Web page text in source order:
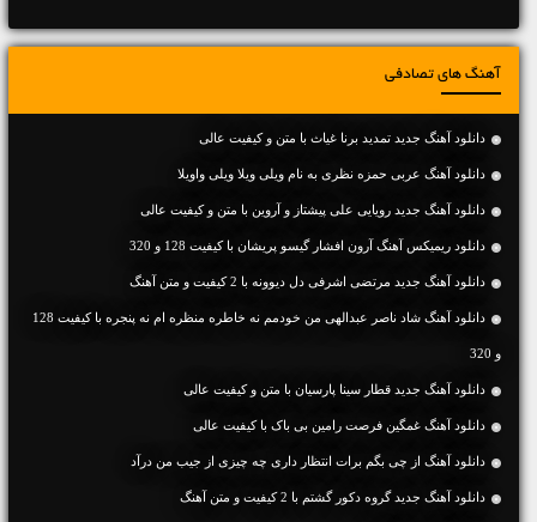
آهنگ های تصادفی
دانلود آهنگ جديد تمدید برنا غیاث با متن و کیفیت عالی
دانلود آهنگ عربی حمزه نظری به نام ویلی ویلا ویلی واویلا
دانلود آهنگ جديد رویایی علی پیشتاز و آروین با متن و کیفیت عالی
دانلود ریمیکس آهنگ آرون افشار گیسو پریشان با کیفیت 128 و 320
دانلود آهنگ جديد مرتضی اشرفی دل دیوونه با 2 کیفیت و متن آهنگ
دانلود آهنگ شاد ناصر عبدالهی من خودمم نه خاطره منظره ام نه پنجره با کیفیت 128
و 320
دانلود آهنگ جديد قطار سینا پارسیان با متن و کیفیت عالی
دانلود آهنگ غمگین فرصت رامین بی باک با کیفیت عالی
دانلود آهنگ از چی‌ بگم برات انتظار داری چه چیزی از جیب من درآد
دانلود آهنگ جديد گروه دکور گشتم با 2 کیفیت و متن آهنگ